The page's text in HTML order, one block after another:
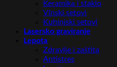
Keramika i staklo
Vinski setovi
Kuhinjski setovi
Lasersko graviranje
Lepota
Zdravlje i zaštita
Antistres